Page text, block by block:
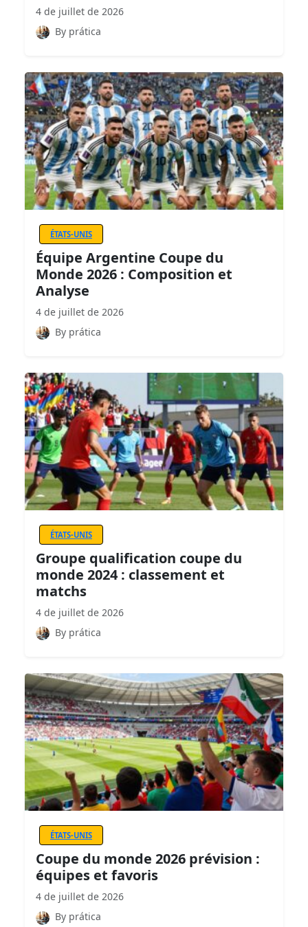
4 de juillet de 2026
By prática
ÉTATS-UNIS
Équipe Argentine Coupe du
Monde 2026 : Composition et
Analyse
4 de juillet de 2026
By prática
ÉTATS-UNIS
Groupe qualification coupe du
monde 2024 : classement et
matchs
4 de juillet de 2026
By prática
ÉTATS-UNIS
Coupe du monde 2026 prévision :
équipes et favoris
4 de juillet de 2026
By prática